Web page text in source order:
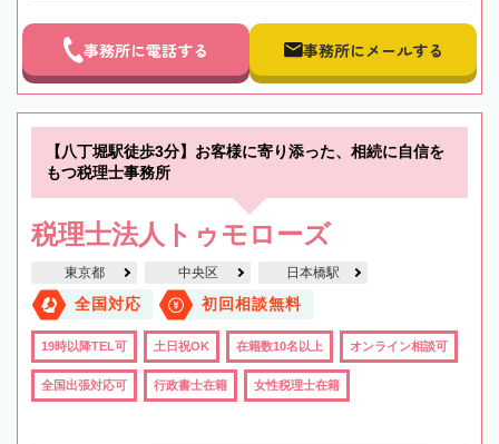
事務所に電話する 事務所にメールする
【八丁堀駅徒歩3分】お客様に寄り添った、相続に自信を
もつ税理士事務所
税理士法人トゥモローズ
東京都 中央区 日本橋駅
全国対応 初回相談無料
19時以降TEL可 土日祝OK 在籍数10名以上 オンライン相談可
全国出張対応可 行政書士在籍 女性税理士在籍